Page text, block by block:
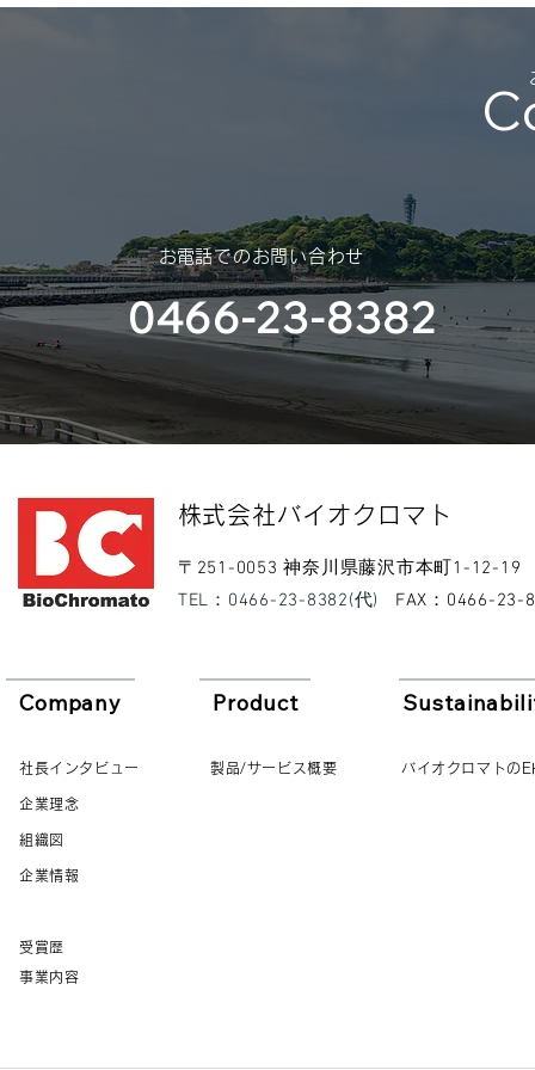
​お電話でのお問い合わせ
0466-23-8382
​株式会社バイオクロマト​
​〒251-0053 神奈川県藤沢市本町1-12-19
​TEL：0466-23-8382(代)
​FAX：0466-23-
Company
社長インタビュー
企業理念
組織図
企業情報
受賞歴
Product
製品/サービス概要
事業内容
バイオクロマトの